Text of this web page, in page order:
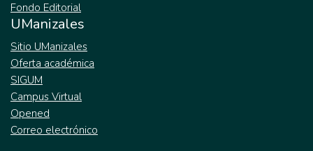
Fondo Editorial
UManizales
Sitio UManizales
Oferta académica
SIGUM
Campus Virtual
Opened
Correo electrónico